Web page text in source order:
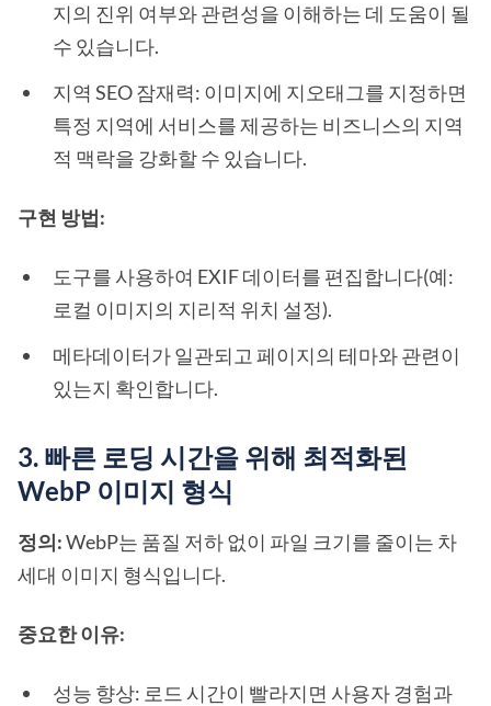
지의 진위 여부와 관련성을 이해하는 데 도움이 될
수 있습니다.
지역 SEO 잠재력: 이미지에 지오태그를 지정하면
특정 지역에 서비스를 제공하는 비즈니스의 지역
적 맥락을 강화할 수 있습니다.
구현 방법:
도구를 사용하여 EXIF 데이터를 편집합니다(예:
로컬 이미지의 지리적 위치 설정).
메타데이터가 일관되고 페이지의 테마와 관련이
있는지 확인합니다.
3. 빠른 로딩 시간을 위해 최적화된
WebP 이미지 형식
정의:WebP는 품질 저하 없이 파일 크기를 줄이는 차
세대 이미지 형식입니다.
중요한 이유:
성능 향상: 로드 시간이 빨라지면 사용자 경험과